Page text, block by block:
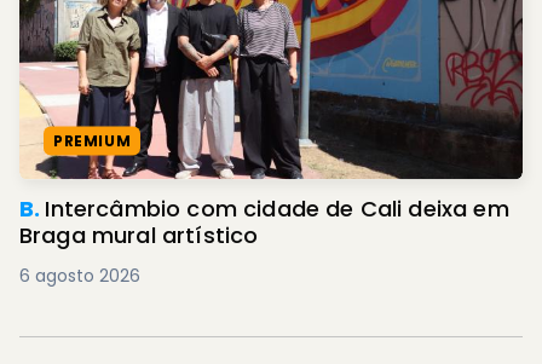
PREMIUM
B. Intercâmbio com cidade de Cali deixa em
Braga mural artístico
6 agosto 2026